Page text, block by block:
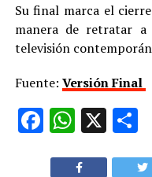
Su final marca el
manera de retratar a
televisión
Fuente: Versión Final
Facebook
X